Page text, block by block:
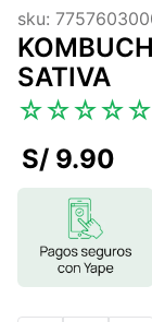
3.
colageno
4.
kefir
5 .
lab nutrition
magnesio
9.
melena leon
sku:
SATIVA
☆☆☆☆☆
S/ 9.90